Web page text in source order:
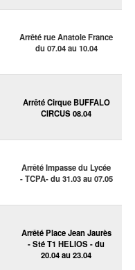
Arrêté rue Anatole France
du 07.04 au 10.04
Arrêté Cirque BUFFALO
CIRCUS 08.04
Arrêté Impasse du Lycée
- TCPA- du 31.03 au 07.05
Arrêté Place Jean Jaurès
- Sté T1 HELIOS - du
20.04 au 23.04